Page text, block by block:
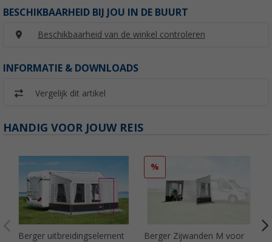
BESCHIKBAARHEID BIJ JOU IN DE BUURT
Beschikbaarheid van de winkel controleren
INFORMATIE & DOWNLOADS
Vergelijk dit artikel
HANDIG VOOR JOUW REIS
Berger uitbreidingselement
%
Berger Zijwanden M voor